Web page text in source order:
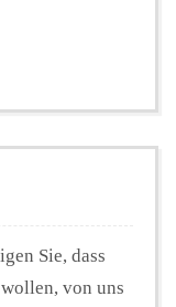
Sie, dass
von uns